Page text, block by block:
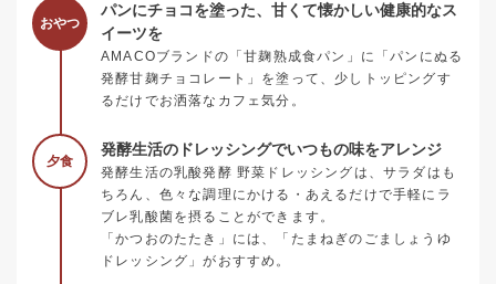
おやつ
パンにチョコを塗った、甘くて懐かしい健康的なス
イーツを
AMACOブランドの「甘麹熟成食パン」に「パンにぬる
発酵甘麹チョコレート」を塗って、少しトッピングす
るだけでお洒落なカフェ気分。
夕食
発酵生活のドレッシングでいつもの味をアレンジ
発酵生活の乳酸発酵 野菜ドレッシングは、サラダはも
ちろん、色々な調理にかける・あえるだけで手軽にラ
ブレ乳酸菌を摂ることができます。
「かつおのたたき」には、「たまねぎのごましょうゆ
ドレッシング」がおすすめ。